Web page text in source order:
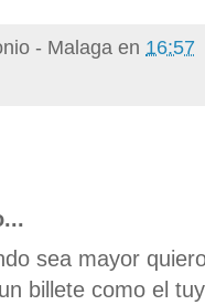
- Malaga en 16:57
sea mayor
billete como el